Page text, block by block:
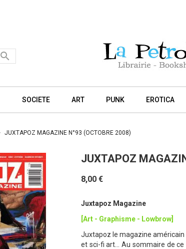

SOCIETE ART PUNK EROTICA
JUXTAPOZ MAGAZINE N°93 (OCTOBRE 2008)
JUXTAPOZ
8,00 €
Juxtapoz Magazine
[Art - Graphisme - Lowbrow]
Juxtapoz le magazine
et sci-fi art... Au sommaire de